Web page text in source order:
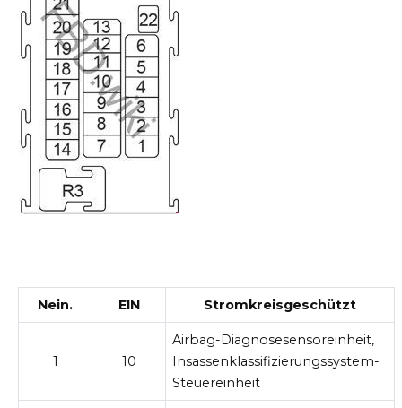
Nein. EIN Stromkreisgeschützt
1 10
Airbag-Diagnosesensoreinheit,
Insassenklassifizierungssystem-
Steuereinheit